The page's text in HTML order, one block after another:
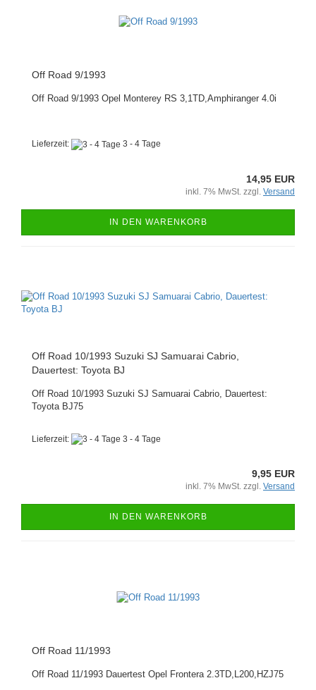
Off Road 9/1993
Off Road 9/1993 Opel Monterey RS 3,1TD,Amphiranger 4.0i
Lieferzeit: 3 - 4 Tage
14,95 EUR
inkl. 7% MwSt. zzgl. Versand
IN DEN WARENKORB
Off Road 10/1993 Suzuki SJ Samuarai Cabrio,
Dauertest: Toyota BJ
Off Road 10/1993 Suzuki SJ Samuarai Cabrio, Dauertest:
Toyota BJ75
Lieferzeit: 3 - 4 Tage
9,95 EUR
inkl. 7% MwSt. zzgl. Versand
IN DEN WARENKORB
Off Road 11/1993
Off Road 11/1993 Dauertest Opel Frontera 2.3TD,L200,HZJ75